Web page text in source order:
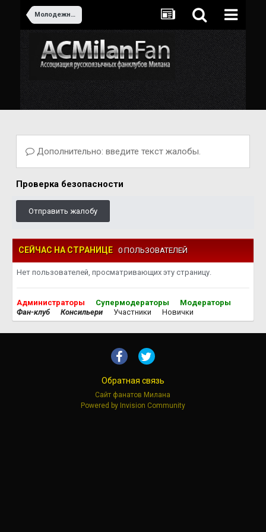
Молодежный сектор
Дополнительно: введите текст жалобы.
Проверка безопасности
Отправить жалобу
СЕЙЧАС НА СТРАНИЦЕ 0 ПОЛЬЗОВАТЕЛЕЙ
Нет пользователей, просматривающих эту страницу.
Администраторы Супермодераторы
Модераторы
Фан-клуб
Консильери Участники Новички
Обратная связь
Сайт фанатов Милана
Powered by Invision Community